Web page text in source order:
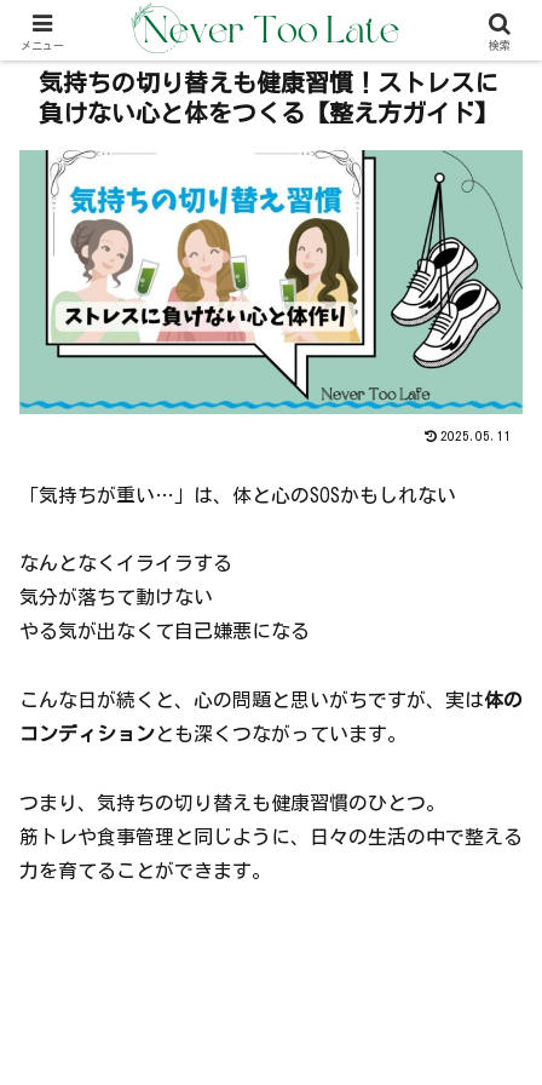
本事内には広告が含む場合があります（PR）
気持ちの切り替えも健康習慣！ストレスに
負けない心と体をつくる【整え方ガイド】
2025.05.11
「気持ちが重い…」は、体と心のSOSかもしれない
なんとなくイライラする
気分が落ちて動けない
やる気が出なくて自己嫌悪になる
こんな日が続くと、心の問題と思いがちですが、実は体の
コンディションとも深くつながっています。
つまり、気持ちの切り替えも健康習慣のひとつ。
筋トレや食事管理と同じように、日々の生活の中で整える
力を育てることができます。
メニュー 検索